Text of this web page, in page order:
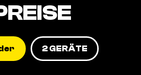
2 GERÄTE